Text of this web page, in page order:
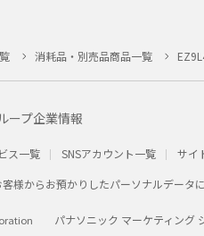
消耗品・別売品商品一覧
ープ企業情報
ス一覧 SNSアカウント一覧 サイ
客様からお預かりしたパーソナルデータ
パナソニック マーケティング